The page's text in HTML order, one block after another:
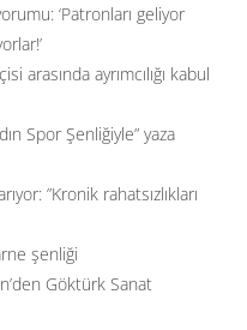
‘Patronları geliyor
arasında ayrımcılığı kabul
Spor Şenliğiyle” yaza
”Kronik rahatsızlıkları
şenliği
Göktürk Sanat